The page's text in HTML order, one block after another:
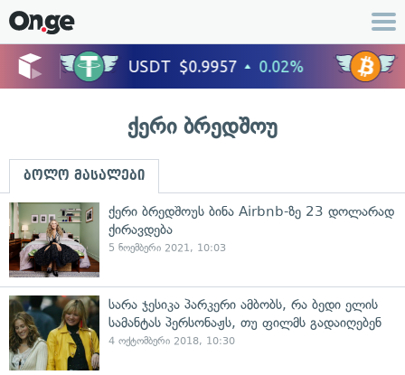
ქერი ბრედშოუ
ბოლო მასალები
ქერი ბრედშოუს ბინა Airbnb-ზე 23 დოლარად
ქირავდება
5 ნოემბერი 2021, 10:03
სარა ჯესიკა პარკერი ამბობს, რა ბედი ელის
სამანტას პერსონაჟს, თუ ფილმს გადაიღებენ
4 ოქტომბერი 2018, 10:30